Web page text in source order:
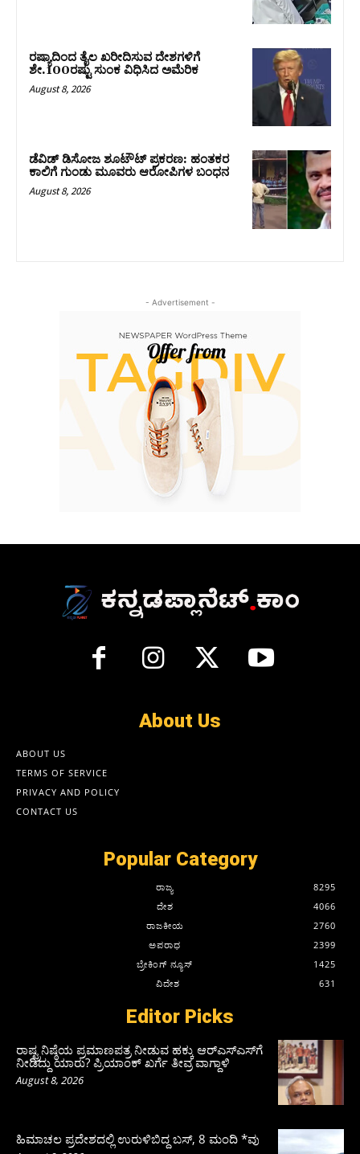
ರಷ್ಯಾದಿಂದ ತೈಲ ಖರೀದಿಸುವ ದೇಶಗಳಿಗೆ
ಶೇ.100ರಷ್ಟು ಸುಂಕ ವಿಧಿಸಿದ ಅಮೆರಿಕ
August 8, 2026
ಡೆವಿಡ್ ಡಿಸೋಜ ಶೂಟೌಟ್ ಪ್ರಕರಣ: ಹಂತಕರ
ಕಾಲಿಗೆ ಗುಂಡು ಮೂವರು ಆರೋಪಿಗಳ ಬಂಧನ
August 8, 2026
- Advertisement -
About Us
ABOUT US
TERMS OF SERVICE
PRIVACY AND POLICY
CONTACT US
Popular Category
ರಾಜ್ಯ
8295
ದೇಶ
4066
ರಾಜಕೀಯ
2760
ಅಪರಾಧ
2399
ಬ್ರೇಕಿಂಗ್ ನ್ಯೂಸ್
1425
ವಿದೇಶ
631
Editor Picks
ರಾಷ್ಟ್ರನಿಷ್ಠೆಯ ಪ್ರಮಾಣಪತ್ರ ನೀಡುವ ಹಕ್ಕು ಆರ್‌ಎಸ್‌ಎಸ್‌ಗೆ
ನೀಡಿದ್ದು ಯಾರು? ಪ್ರಿಯಾಂಕ್ ಖರ್ಗೆ ತೀವ್ರ ವಾಗ್ದಾಳಿ
August 8, 2026
ಹಿಮಾಚಲ ಪ್ರದೇಶದಲ್ಲಿ ಉರುಳಿಬಿದ್ದ ಬಸ್‌, 8 ಮಂದಿ *ವು